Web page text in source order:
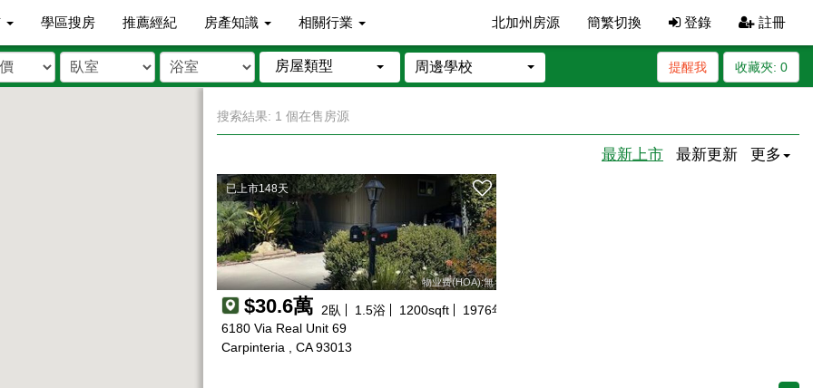
學區搜房 推薦經紀 房產知識 相關行業 北加州房源 簡繁切換 登錄 註冊
房屋類型 周邊學校 收藏夾: 0
提醒我
搜索結果: 1 個在售房源
最新上市 最新更新 更多
已上市148天
物业费(HOA):無
$30.6萬 2臥 1.5浴 1200sqft 1976年建
6180 Via Real Unit 69
Carpinteria , CA 93013